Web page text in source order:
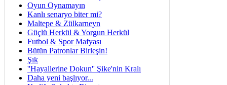
Oyun Oynamayın
Kanlı senaryo biter mi?
Maltepe & Zülkarneyn
Güçlü Herkül & Yorgun Herkül
Futbol & Spor Mafyası
Bütün Patronlar Birleşin!
Şık
''Hayallerine Dokun'' Şike'nin Kralı
Daha yeni başlıyor...